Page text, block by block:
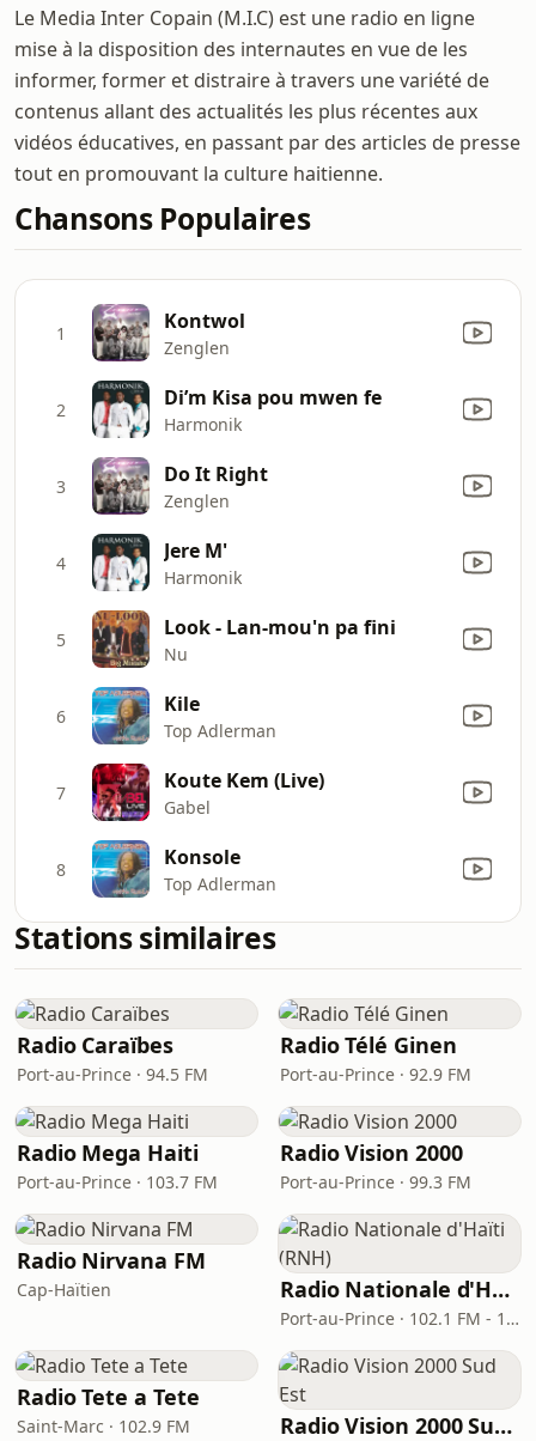
Le Media Inter Copain (M.I.C) est une radio en ligne
mise à la disposition des internautes en vue de les
informer, former et distraire à travers une variété de
contenus allant des actualités les plus récentes aux
vidéos éducatives, en passant par des articles de presse
tout en promouvant la culture haitienne.
Chansons Populaires
1 Kontwol
Zenglen
2 Di’m Kisa pou mwen fe
Harmonik
3 Do It Right
Zenglen
4 Jere M'
Harmonik
5 Look - Lan-mou'n pa fini
Nu
6 Kile
Top Adlerman
7 Koute Kem (Live)
Gabel
8 Konsole
Top Adlerman
Stations similaires
Radio Caraïbes
Port-au-Prince · 94.5 FM
Radio Télé Ginen
Port-au-Prince · 92.9 FM
Radio Mega Haiti
Port-au-Prince · 103.7 FM
Radio Vision 2000
Port-au-Prince · 99.3 FM
Radio Nirvana FM
Cap-Haïtien Radio Nationale d'Haïti (RNH)
Port-au-Prince · 102.1 FM - 1080 AM
Radio Tete a Tete
Saint-Marc · 102.9 FM Radio Vision 2000 Sud Est